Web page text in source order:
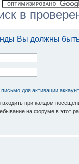
в
Вы должны
для активации
входить при каждом
на форуме в этот